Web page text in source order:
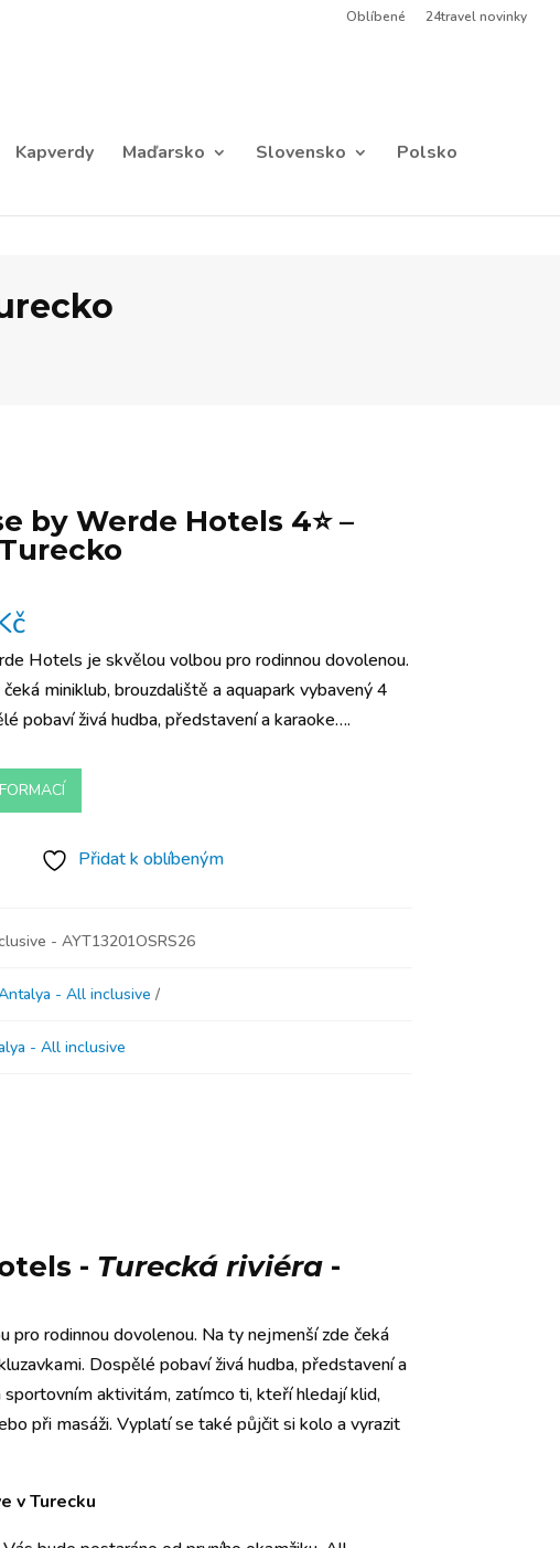
Oblíbené 24travel novinky
Kapverdy Maďarsko Slovensko
Polsko
by Werde Hotels 4⭐️ –
Hotels je skvělou volbou pro rodinnou dovolenou.
miniklub, brouzdaliště a aquapark vybavený 4
pobaví živá hudba, představení a karaoke….
Přidat k oblíbeným
- AYT13201OSRS26
- All inclusive
- All inclusive
- Turecká riviéra -
rodinnou dovolenou. Na ty nejmenší zde čeká
Dospělé pobaví živá hudba, představení a
aktivitám, zatímco ti, kteří hledají klid,
při masáži. Vyplatí se také půjčit si kolo a vyrazit
v Turecku